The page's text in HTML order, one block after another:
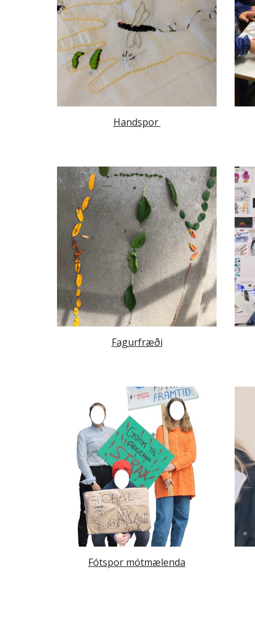
Handspor
Fagurfræði
Fótspor mótmælenda